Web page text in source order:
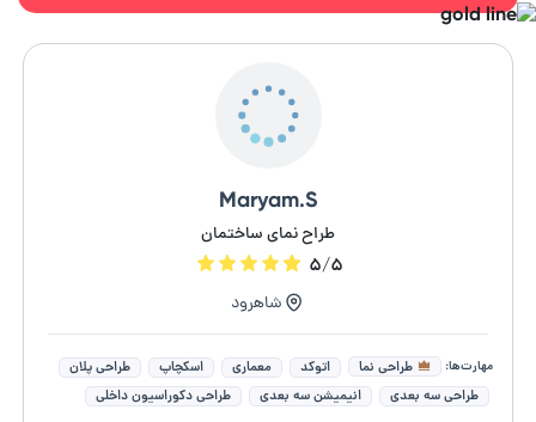
Maryam.S
طراح نمای ساختمان
۵/۵
شاهرود
مهارت‌ها: طراحی نما اتوکد معماری اسکچاپ
طراحی پلان
طراحی سه بعدی
انیمیشن سه بعدی طراحی دکوراسیون داخلی